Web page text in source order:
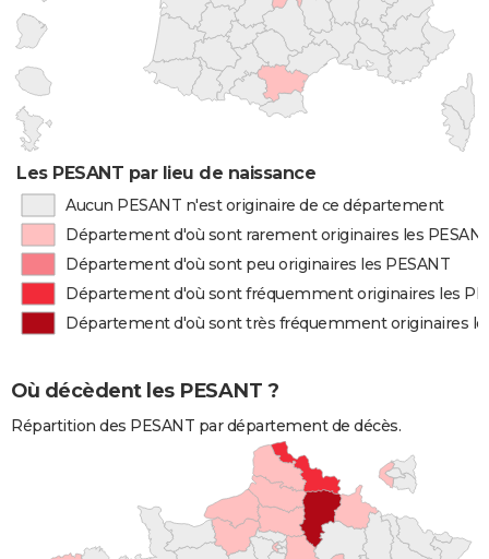
Les PESANT par lieu de naissance
Aucun PESANT n'est originaire de ce département
Département d'où sont rarement originaires les
Département d'où sont peu originaires les PESANT
Département d'où sont fréquemment originaires les
Département d'où sont très fréquemment originaires
Où décèdent les PESANT ?
Répartition des PESANT par département de décès.